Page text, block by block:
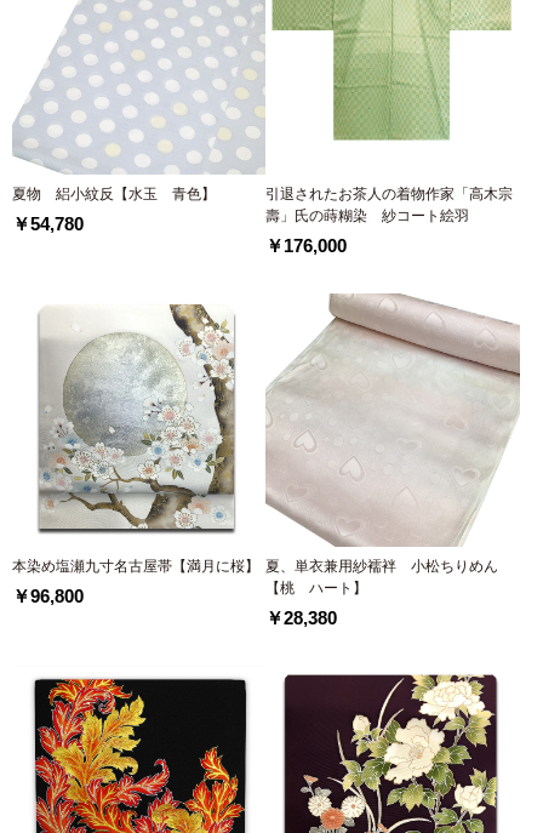
夏物 絽小紋反【水玉 青色】
￥54,780
引退されたお茶人の着物作家「高木宗
壽」氏の蒔糊染 紗コート絵羽
￥176,000
本染め塩瀬九寸名古屋帯【満月に桜】
￥96,800
夏、単衣兼用紗襦袢 小松ちりめん
【桃 ハート】
￥28,380